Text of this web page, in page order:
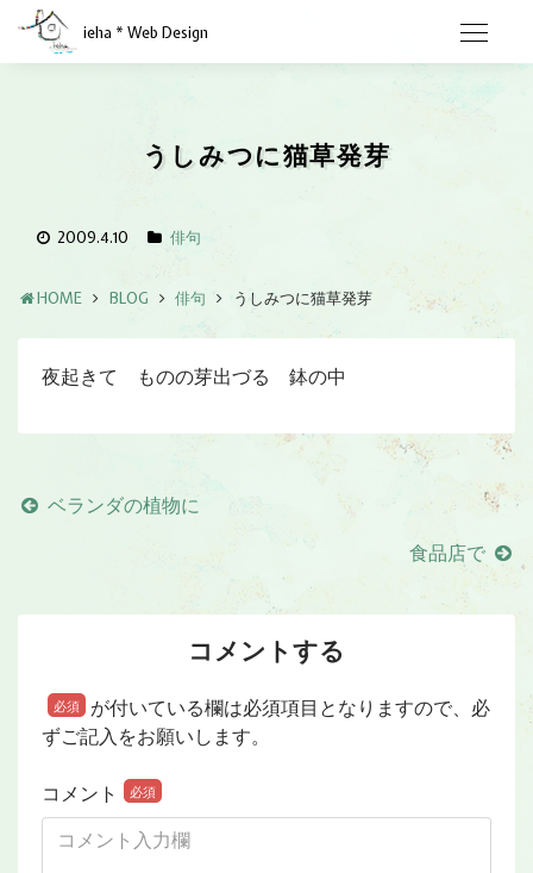
ieha * Web Design
うしみつに猫草発芽
2009.4.10 俳句
HOME BLOG 俳句 うしみつに猫草発芽
夜起きて ものの芽出づる 鉢の中
ベランダの植物に
食品店で
コメントする
必須
が付いている欄は必須項目となりますので、必
ずご記入をお願いします。
コメント 必須